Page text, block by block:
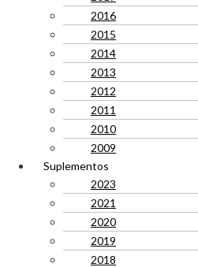
2016
2015
2014
2013
2012
2011
2010
2009
Suplementos
2023
2021
2020
2019
2018